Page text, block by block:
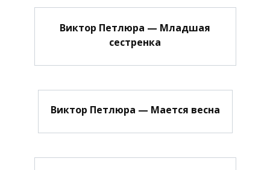
Виктор Петлюра — Младшая
сестренка
Виктор Петлюра — Мается весна